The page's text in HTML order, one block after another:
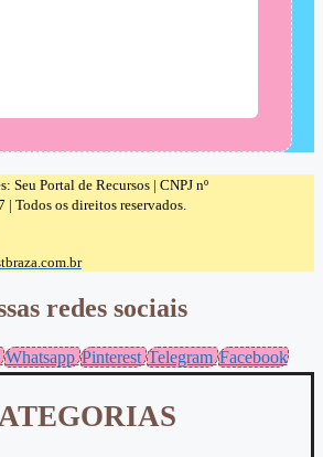
Seu Portal de Recursos | CNPJ nº
Todos os direitos reservados.
redes sociais
Whatsapp Pinterest Telegram Facebook